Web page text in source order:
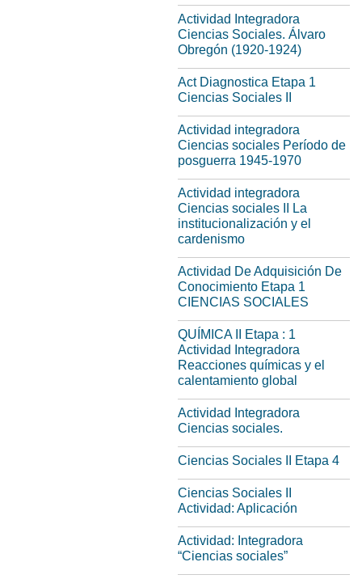
Actividad Integradora
Ciencias Sociales. Álvaro
Obregón (1920-1924)
Act Diagnostica Etapa 1
Ciencias Sociales II
Actividad integradora
Ciencias sociales Período de
posguerra 1945-1970
Actividad integradora
Ciencias sociales II La
institucionalización y el
cardenismo
Actividad De Adquisición De
Conocimiento Etapa 1
CIENCIAS SOCIALES
QUÍMICA II Etapa : 1
Actividad Integradora
Reacciones químicas y el
calentamiento global
Actividad Integradora
Ciencias sociales.
Ciencias Sociales II Etapa 4
Ciencias Sociales II
Actividad: Aplicación
Actividad: Integradora
“Ciencias sociales”